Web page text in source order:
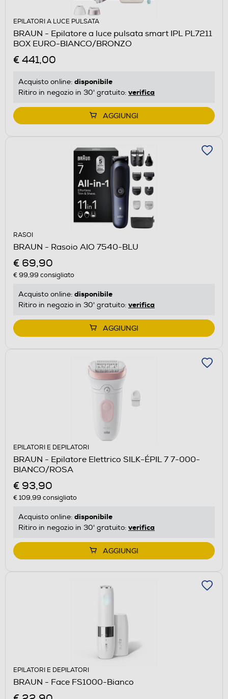
EPILATORI A LUCE PULSATA
BRAUN - Epilatore a luce pulsata smart IPL PL7211
BOX EURO-BIANCO/BRONZO
€ 441,00
Acquisto online: disponibile
Ritiro in negozio in 30' gratuito: verifica
AGGIUNGI
RASOI
BRAUN - Rasoio AIO 7540-BLU
€ 69,90
€ 99,99 consigliato
Acquisto online: disponibile
Ritiro in negozio in 30' gratuito: verifica
AGGIUNGI
EPILATORI E DEPILATORI
BRAUN - Epilatore Elettrico SILK-ÉPIL 7 7-000-
BIANCO/ROSA
€ 93,90
€ 109,99 consigliato
Acquisto online: disponibile
Ritiro in negozio in 30' gratuito: verifica
AGGIUNGI
EPILATORI E DEPILATORI
BRAUN - Face FS1000-Bianco